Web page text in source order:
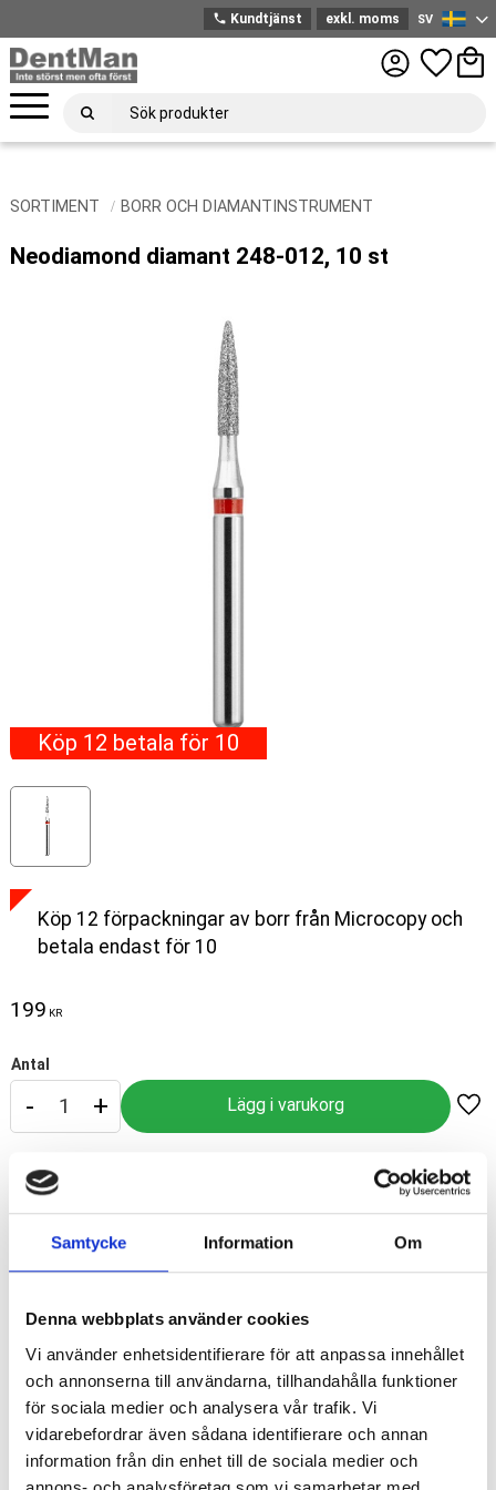
Samtycke Information Om
Denna webbplats använder cookies
Vi använder enhetsidentifierare för att anpassa innehållet
och annonserna till användarna, tillhandahålla funktioner
för sociala medier och analysera vår trafik. Vi
vidarebefordrar även sådana identifierare och annan
information från din enhet till de sociala medier och
Meny
phone Kundtjänst exkl. moms
Svenska
SV
Favoriter
SORTIMENT BORR OCH DIAMANTINSTRUMENT
Neodiamond diamant 248-012, 10 st
Köp 12 betala för 10
Köp 12 förpackningar av borr från Microcopy och
betala endast för 10
199 KR
Antal
+
-
Artikelnr Neod248-012F
10 st/frp,sterilförpackade
Referens FG: 861-012
Grovlek: grov
Diameter: 1,2 mm